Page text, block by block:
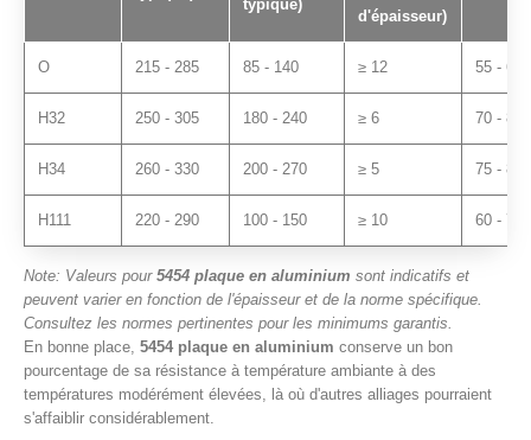
typique)
d'épaisseur)
O 215 - 285 85 - 140 ≥ 12 55 - 65
H32 250 - 305 180 - 240 ≥ 6 70 - 80
H34 260 - 330 200 - 270 ≥ 5 75 - 85
H111 220 - 290 100 - 150 ≥ 10 60 - 70
Note: Valeurs pour 5454 plaque en aluminium sont indicatifs et
peuvent varier en fonction de l'épaisseur et de la norme spécifique.
Consultez les normes pertinentes pour les minimums garantis.
En bonne place, 5454 plaque en aluminium conserve un bon
pourcentage de sa résistance à température ambiante à des
températures modérément élevées, là où d'autres alliages pourraient
s'affaiblir considérablement.